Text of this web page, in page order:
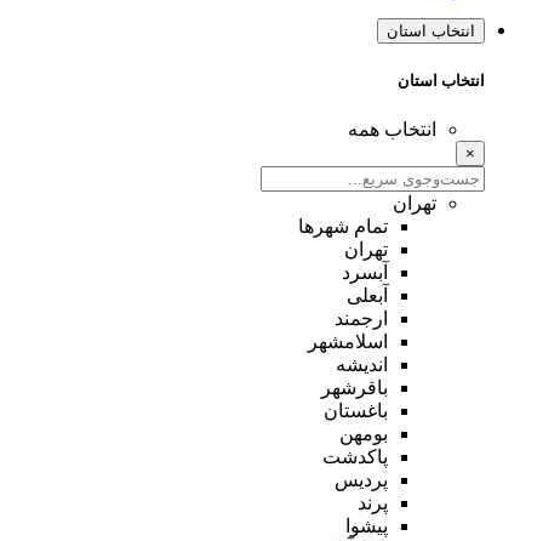
انتخاب استان
انتخاب استان
انتخاب همه
×
تهران
تمام شهر‌ها
تهران
آبسرد
آبعلی
ارجمند
اسلامشهر
اندیشه
باقرشهر
باغستان
بومهن
پاکدشت
پردیس
پرند
پیشوا